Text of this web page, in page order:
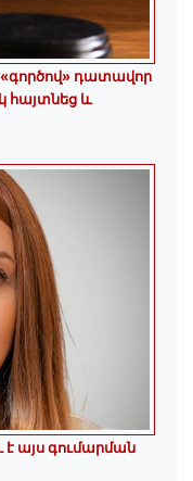
դատավոր
հայտնեց և
է այս գումարման